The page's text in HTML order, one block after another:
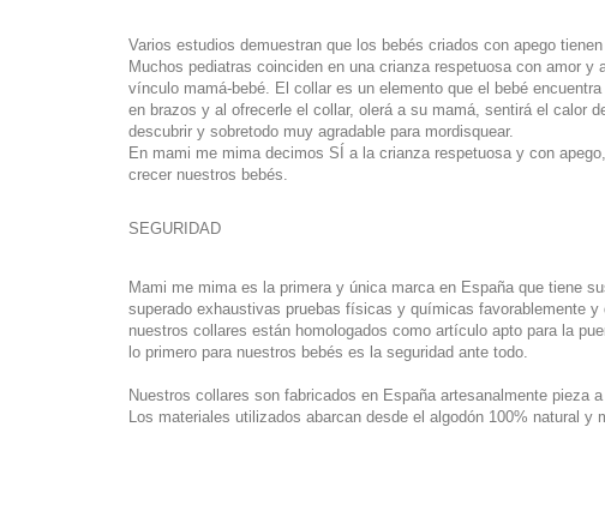
Varios estudios demuestran que los bebés criados con apego
Muchos pediatras coinciden en una crianza respetuosa con amor
vínculo mamá-bebé. El collar es un elemento que el bebé
en brazos y al ofrecerle el collar, olerá a su mamá, sentirá el calor
descubrir y sobretodo muy agradable para mordisquear.
En mami me mima decimos SÍ a la crianza respetuosa y con
crecer nuestros bebés.
SEGURIDAD
Mami me mima es la primera y única marca en España que tiene
superado exhaustivas pruebas físicas y químicas favorablemente
nuestros collares están homologados como artículo apto para la
lo primero para nuestros bebés es la seguridad ante todo.
Nuestros collares son fabricados en España artesanalmente pieza
Los materiales utilizados abarcan desde el algodón 100% natural